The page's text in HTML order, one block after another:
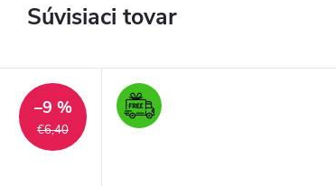
Súvisiaci tovar
€6,40
–9 %